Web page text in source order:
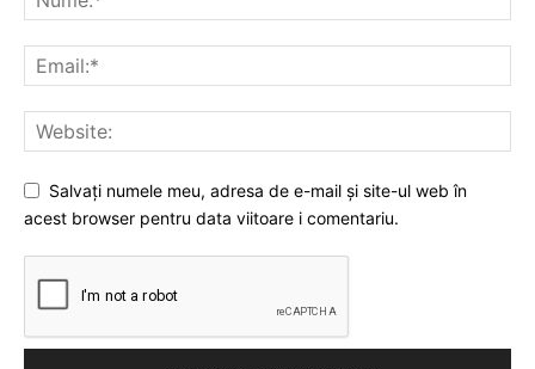
Salvați numele meu, adresa de e-mail și site-ul web în
acest browser pentru data viitoare i comentariu.